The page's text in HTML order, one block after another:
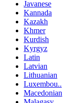
Javanese
Kannada
Kazakh
Khmer
Kurdish
Kyrgyz
Latin
Latvian
Lithuanian
Luxembou..
Macedonian